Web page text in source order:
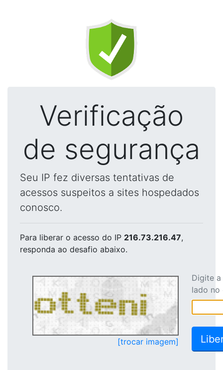
Verificação
de segurança
Seu IP fez diversas tentativas de
acessos suspeitos a sites hospedados
conosco.
Para liberar o acesso do IP 216.73.216.47,
responda ao desafio abaixo.
[trocar imagem]
Digite
lado no